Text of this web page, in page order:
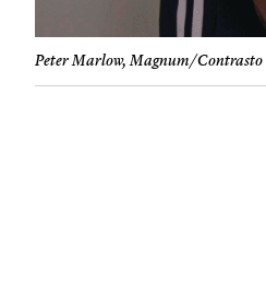
Peter Marlow, Magnum/Contrasto